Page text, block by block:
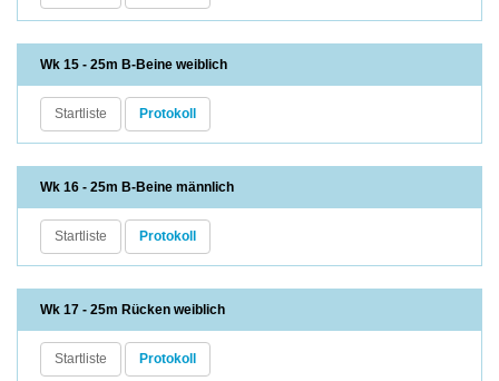
Wk 15 - 25m B-Beine weiblich
Startliste Protokoll
Wk 16 - 25m B-Beine männlich
Startliste Protokoll
Wk 17 - 25m Rücken weiblich
Startliste Protokoll